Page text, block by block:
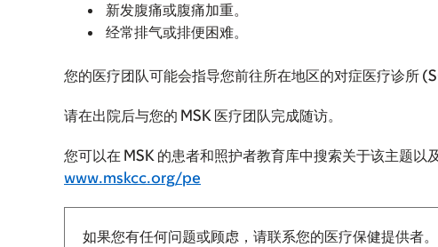
新发腹痛或腹痛加重。
经常排气或排便困难。
您的医疗团队可能会指导您前往所在地区的对症医疗诊所
请在出院后与您的 MSK 医疗团队完成随访。
您可以在 MSK 的患者和照护者教育库中搜索关于该主题以
www.mskcc.org/pe
如果您有任何问题或顾虑，请联系您的医疗保健提供者